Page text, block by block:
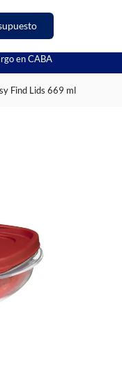
en CABA
Find Lids 669 ml